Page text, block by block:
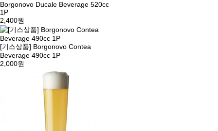
Borgonovo Ducale Beverage 520cc
1P
2,400원
[기스상품] Borgonovo Contea
Beverage 490cc 1P
2,000원